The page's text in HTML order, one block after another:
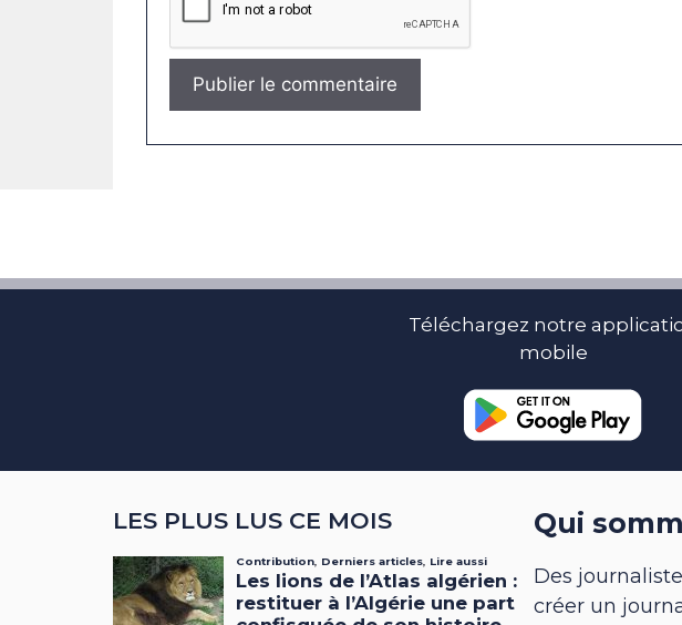
Téléchargez notre
mobile
LES PLUS LUS CE MOIS Qui
Des
créer un